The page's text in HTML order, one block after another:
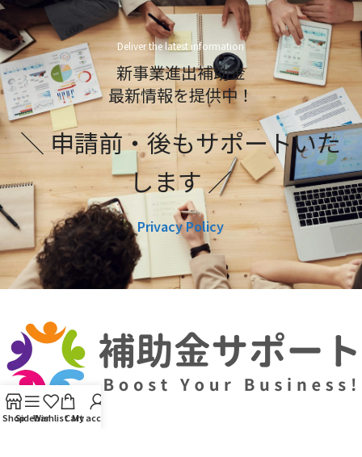
Deliver the latest information
新事業進出補助金
最新情報を提供中！
＼ 申請前・後もサポートいた
します ／
Privacy Policy
ShopSidebarWishlistCart
My account